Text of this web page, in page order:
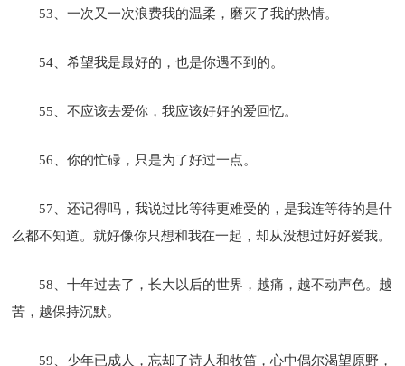
53、一次又一次浪费我的温柔，磨灭了我的热情。
54、希望我是最好的，也是你遇不到的。
55、不应该去爱你，我应该好好的爱回忆。
56、你的忙碌，只是为了好过一点。
57、还记得吗，我说过比等待更难受的，是我连等待的是什
么都不知道。就好像你只想和我在一起，却从没想过好好爱我。
58、十年过去了，长大以后的世界，越痛，越不动声色。越
苦，越保持沉默。
59、少年已成人，忘却了诗人和牧笛，心中偶尔渴望原野，